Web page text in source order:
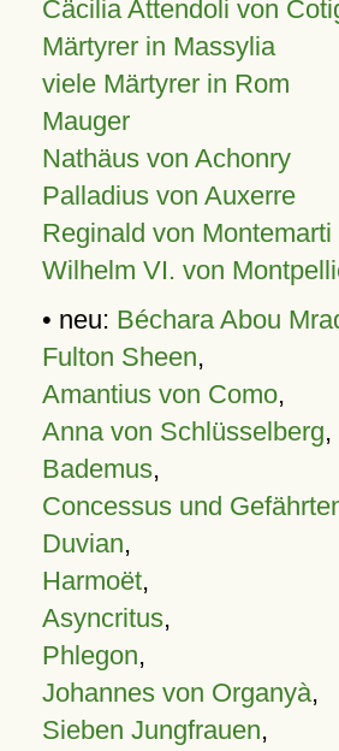
Cäcilia Attendoli von
Märtyrer in Massylia
viele Märtyrer in Rom
Mauger
Nathäus von Achonry
Palladius von Auxerre
Reginald von Montemarti
Wilhelm VI. von
• neu: Béchara Abou
Fulton Sheen,
Amantius von Como,
Anna von Schlüsselberg,
Bademus,
Concessus und
Duvian,
Harmoët,
Asyncritus,
Phlegon,
Johannes von Organyà,
Sieben Jungfrauen,